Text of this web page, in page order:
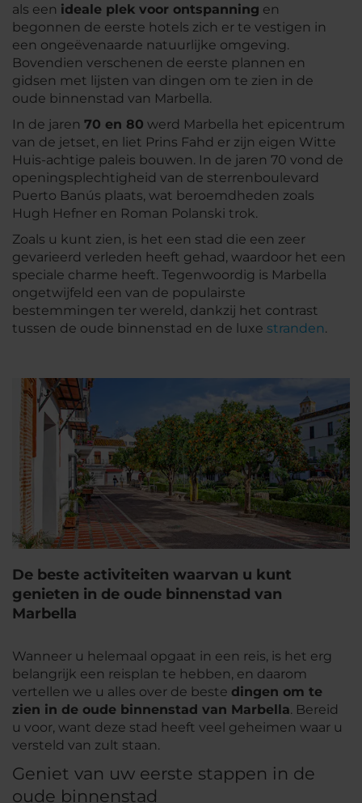
als een ideale plek voor ontspanning en
begonnen de eerste hotels zich er te vestigen in
een ongeëvenaarde natuurlijke omgeving.
Bovendien verschenen de eerste plannen en
gidsen met lijsten van dingen om te zien in de
oude binnenstad van Marbella.
In de jaren 70 en 80 werd Marbella het epicentrum
van de jetset, en liet Prins Fahd er zijn eigen Witte
Huis-achtige paleis bouwen. In de jaren 70 vond de
openingsplechtigheid van de sterrenboulevard
Puerto Banús plaats, wat beroemdheden zoals
Hugh Hefner en Roman Polanski trok.
Zoals u kunt zien, is het een stad die een zeer
gevarieerd verleden heeft gehad, waardoor het een
speciale charme heeft. Tegenwoordig is Marbella
ongetwijfeld een van de populairste
bestemmingen ter wereld, dankzij het contrast
tussen de oude binnenstad en de luxe stranden.
De beste activiteiten waarvan u kunt
genieten in de oude binnenstad van
Marbella
Wanneer u helemaal opgaat in een reis, is het erg
belangrijk een reisplan te hebben, en daarom
vertellen we u alles over de beste dingen om te
zien in de oude binnenstad van Marbella. Bereid
u voor, want deze stad heeft veel geheimen waar u
versteld van zult staan.
Geniet van uw eerste stappen in de
oude binnenstad